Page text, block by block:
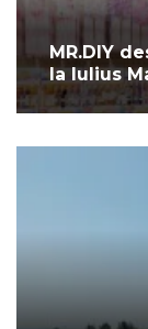
MR.DIY
la Iulius